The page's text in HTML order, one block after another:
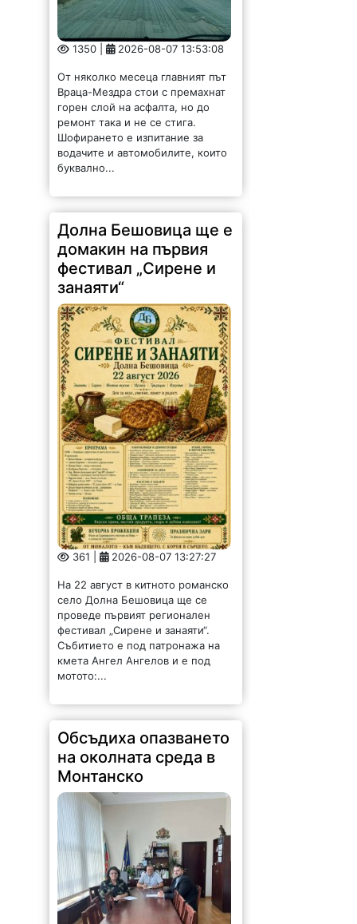
1350 | 2026-08-07 13:53:08
От няколко месеца главният път
Враца-Мездра стои с премахнат
горен слой на асфалта, но до
ремонт така и не се стига.
Шофирането е изпитание за
водачите и автомобилите, които
буквално...
Долна Бешовица ще е
домакин на първия
фестивал „Сирене и
занаяти“
361 | 2026-08-07 13:27:27
На 22 август в китното романско
село Долна Бешовица ще се
проведе първият регионален
фестивал „Сирене и занаяти“.
Събитието е под патронажа на
кмета Ангел Ангелов и е под
мотото:...
Обсъдиха опазването
на околната среда в
Монтанско